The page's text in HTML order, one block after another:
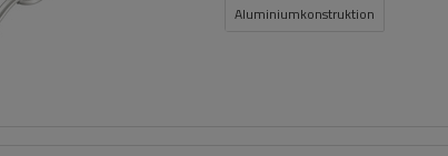
Aluminiumkonstruktion